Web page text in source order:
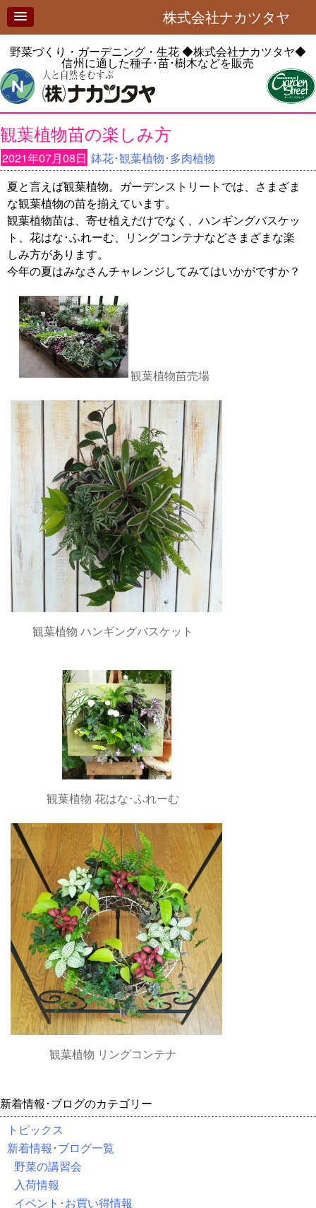
株式会社ナカツタヤ
野菜づくり・ガーデニング・生花◆株式会社ナカツタヤ◆
信州に適した種子･苗･樹木などを販売
観葉植物苗の楽しみ方
2021年07月08日 鉢花･観葉植物･多肉植物
夏と言えば観葉植物。ガーデンストリートでは、さまざま
な観葉植物の苗を揃えています。
観葉植物苗は、寄せ植えだけでなく、ハンギングバスケッ
ト、花はな･ふれーむ、リングコンテナなどさまざまな楽
しみ方があります。
今年の夏はみなさんチャレンジしてみてはいかがですか？
観葉植物苗売場
観葉植物 ハンギングバスケット
観葉植物 花はな･ふれーむ
観葉植物 リングコンテナ
新着情報･ブログのカテゴリー
トピックス
新着情報･ブログ一覧
野菜の講習会
入荷情報
イベント･お買い得情報